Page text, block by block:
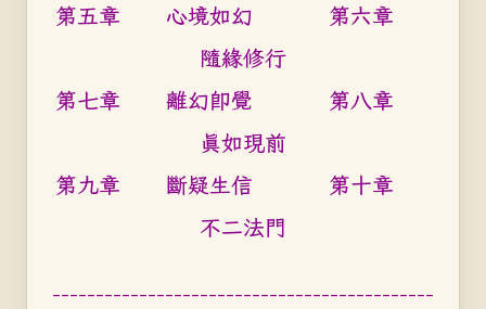
第五章 心境如幻 第六章
隨緣修行
第七章 離幻即覺 第八章
真如現前
第九章 斷疑生信 第十章
不二法門
--------------------------------------------